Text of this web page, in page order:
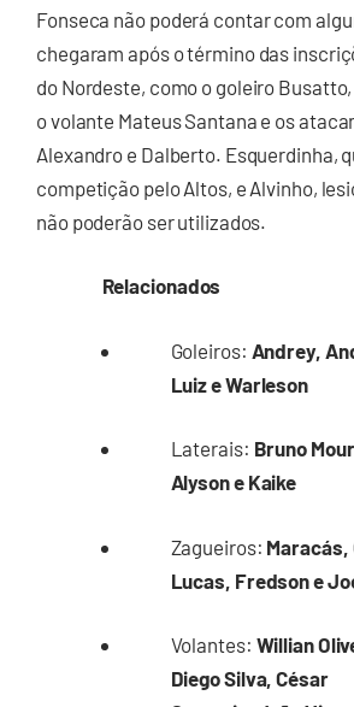
Fonseca não poderá contar com
chegaram após o término das
do Nordeste, como o goleiro
o volante Mateus Santana e os
Alexandro e Dalberto. Esquerdinha,
competição pelo Altos, e Alvinho,
não poderão ser utilizados.
Relacionados
Goleiros: Andrey,
Luiz e Warleson
Laterais: Bruno
Alyson e Kaike
Zagueiros: Maracás,
Lucas, Fredson e
Volantes: Willian
Diego Silva, César